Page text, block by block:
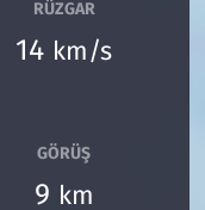
RÜZGAR
14 km/s
GÖRÜŞ
9 km